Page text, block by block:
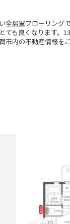
全居室フローリング
ても良くなります
市内の不動産情報を